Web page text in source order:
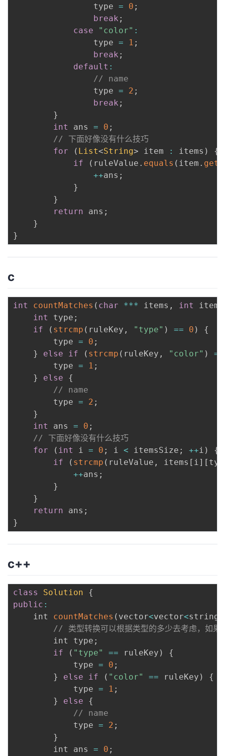
				type
= 0 ;
break ;
case
"color" :
				type
= 1 ;
break ;
default :
// name
				type
= 2 ;
break ;
}
int
ans = 0 ;
// 下面好像没有什么技巧
for
( List<String> item : items )
{
if
( ruleValue . equals ( item . get
++ans ;
}
}
return ans ;
}
}
c
int countMatches ( char *** items , int
int
type ;
if
( strcmp ( ruleKey , "type" ) == 0 )
{
        type
= 0 ;
}
else if ( strcmp ( ruleKey , "color" )
==
        type
= 1 ;
}
else
{
// name
        type
= 2 ;
}
int
ans = 0 ;
// 下面好像没有什么技巧
for
( int i = 0 ; i < itemsSize ; ++i )
{
if
( strcmp ( ruleValue , items [ i] [
++ans ;
}
}
return ans ;
}
c++
class Solution
{
public :
    int
countMatches ( vector<vector<string
// 类型转换可以根据类型的多少去考虑，如果
        int type
;
if
( "type" == ruleKey )
{
            type
= 0 ;
}
else if ( "color" == ruleKey )
{
            type
= 1 ;
}
else
{
// name
            type
= 2 ;
}
        int ans
= 0 ;